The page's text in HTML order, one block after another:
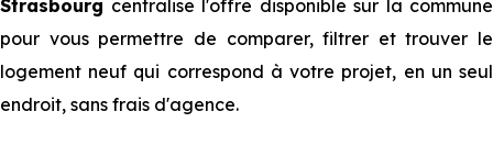
Strasbourg centralise l'offre disponible sur la commune
pour vous permettre de comparer, filtrer et trouver le
logement neuf qui correspond à votre projet, en un seul
endroit, sans frais d'agence.